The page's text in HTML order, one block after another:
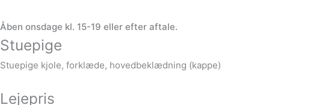
Åben onsdage kl. 15-19 eller efter aftale.
Stuepige
Stuepige kjole, forklæde, hovedbeklædning (kappe)
Lejepris